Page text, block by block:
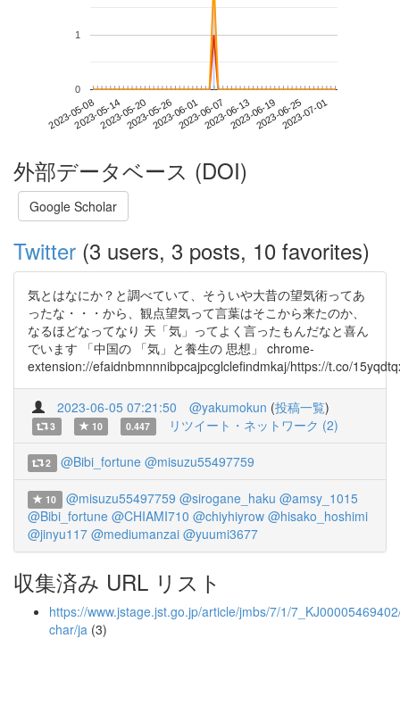
2023-05-082023-05-142023-05-202023-05-262023-06-012023-06-072023-06-132023-06-192023-06-252023-07-01
0
1
外部データベース (DOI)
Google Scholar
Twitter (3 users, 3 posts, 10 favorites)
気とはなにか？と調べていて、そういや大昔の望気術ってあ
ったな・・・から、観点望気って言葉はそこから来たのか、
なるほどなってなり 天「気」ってよく言ったもんだなと喜ん
でいます 「中国の 「気」と養生の 思想」 chrome-
extension://efaidnbmnnnibpcajpcglclefindmkaj/https://t.co/
2023-06-05 07:21:50 @yakumokun (投稿一覧)
3 10 0.447 リツイート・ネットワーク (2)
2 @Bibi_fortune @misuzu55497759
10 @misuzu55497759 @sirogane_haku @amsy_1015
@Bibi_fortune @CHIAMI710 @chiyhiyrow @hisako_hoshimi
@jinyu117 @mediumanzai @yuumi3677
収集済み URL リスト
https://www.jstage.jst.go.jp/article/jmbs/7/1/
char/ja (3)